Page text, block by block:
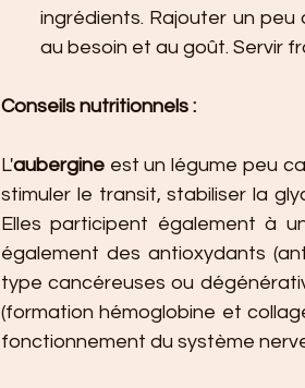
ingrédients. Rajouter un peu
au besoin et au goût. Servir
Conseils nutritionnels :
L'aubergine est un légume peu
stimuler le transit, stabiliser la
Elles participent également à
également des antioxydants
type cancéreuses ou
(formation hémoglobine et
fonctionnement du système